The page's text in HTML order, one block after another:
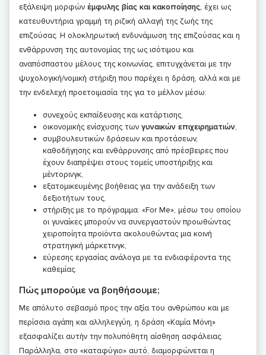
εξάλειψη μορφών έμφυλης βίας και κακοποίησης, έχει ως
κατευθυντήρια γραμμή τη ριζική αλλαγή της ζωής της
επιζούσας. Η ολοκληρωτική ενδυνάμωση της επιζούσας και η
ενθάρρυνση της αυτονομίας της ως ισότιμου και
αναπόσπαστου μέλους της κοινωνίας, επιτυγχάνεται με την
ψυχολογική/νομική στήριξη που παρέχει η δράση, αλλά και με
την ενδελεχή προετοιμασία της για το μέλλον μέσω:
συνεχούς εκπαίδευσης και κατάρτισης,
οικονομικής ενίσχυσης των γυναικών επιχειρηματιών,
συμβουλευτικών δράσεων και προτάσεων,
καθοδήγησης και ενθάρρυνσης από πρέσβειρες που
έχουν διαπρέψει στους τομείς υποστήριξης και
μέντορινγκ,
εξατομικευμένης βοήθειας για την ανάδειξη των
δεξιοτήτων τους,
στήριξης με το πρόγραμμα: «For Me», μέσω του οποίου
οι γυναίκες μπορούν να συνεργαστούν προωθώντας
χειροποίητα προϊόντα ακολουθώντας μια κοινή
στρατηγική μάρκετινγκ,
εύρεσης εργασίας ανάλογα με τα ενδιαφέροντα της
καθεμίας.
Πώς μπορούμε να βοηθήσουμε;
Με απόλυτο σεβασμό προς την αξία του ανθρώπου και με
περίσσια αγάπη και αλληλεγγύη, η δράση «Καμία Μόνη»
εξασφαλίζει αυτήν την πολυπόθητη αίσθηση ασφάλειας.
Παράλληλα, στο «καταφύγιο» αυτό, διαμορφώνεται η